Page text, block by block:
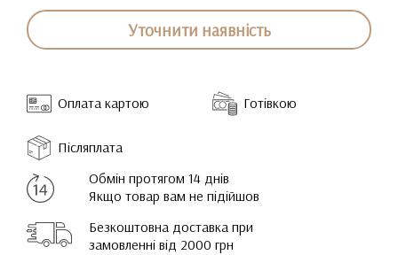
Уточнити наявність
Оплата картою Готівкою
Післяплата
Обмін протягом 14 днів
Якщо товар вам не підійшов
Безкоштовна доставка при
замовленні від 2000 грн